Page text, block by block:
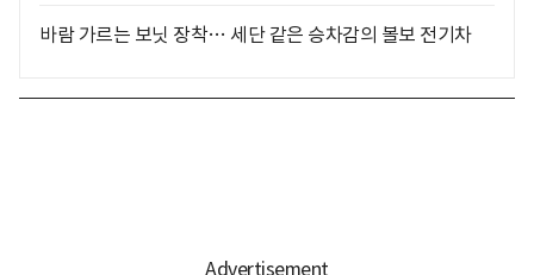
바람 가르는 보닛 장착… 세단 같은 승차감의 볼보 전기차